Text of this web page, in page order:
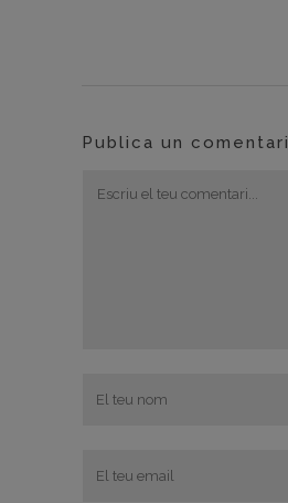
Publica un comentari